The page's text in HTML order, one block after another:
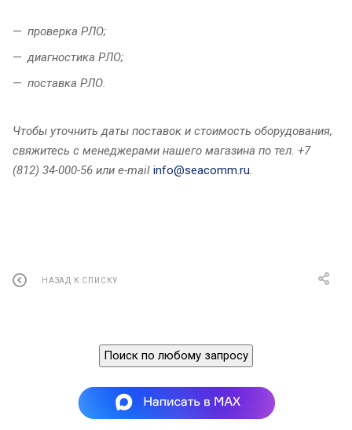
проверка РЛО;
диагностика РЛО;
поставка РЛО.
Чтобы уточнить даты поставок и стоимость оборудования,
свяжитесь c менеджерами нашего магазина по тел. +7
(812) 34-000-56 или e-mail info@seacomm.ru.
НАЗАД К СПИСКУ
Поиск по любому запросу